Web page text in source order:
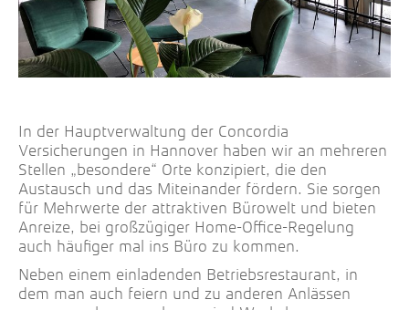
In der Hauptverwaltung der Concordia
Versicherungen in Hannover haben wir an mehreren
Stellen „besondere“ Orte konzipiert, die den
Austausch und das Miteinander fördern. Sie sorgen
für Mehrwerte der attraktiven Bürowelt und bieten
Anreize, bei großzügiger Home-Office-Regelung
auch häufiger mal ins Büro zu kommen.
Neben einem einladenden Betriebsrestaurant, in
dem man auch feiern und zu anderen Anlässen